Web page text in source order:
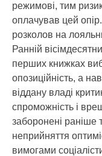
режимові, тим
оплачував цей
розколов на
Ранній
перших книжках
опозиційність, а
віддану владі
спроможність і
заборонені раніше
неприйняття
вимогами